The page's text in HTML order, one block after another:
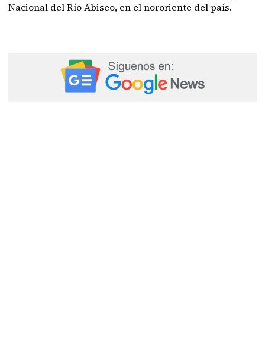
Nacional del Río Abiseo, en el nororiente del país.